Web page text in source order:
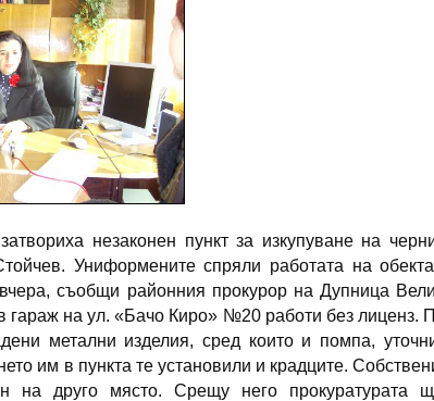
незаконен пункт за изкупуване на
Униформените спряли работата на
съобщи районния прокурор на Дупница
гараж на ул. «Бачо Киро» №20 работи без лиценз.
метални изделия, сред които и помпа,
им в пункта те установили и крадците.
на друго място. Срещу него прокуратурата